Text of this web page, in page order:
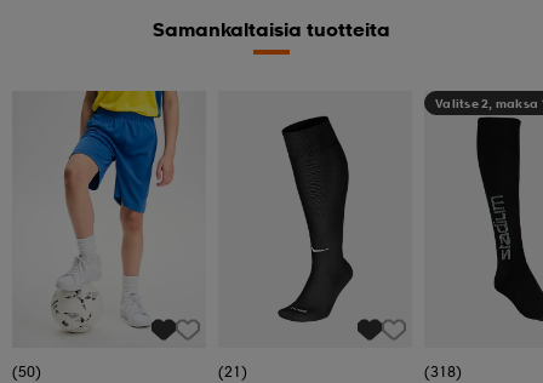
Samankaltaisia tuotteita
(50)
(21)
Valitse 2, maksa
(318)